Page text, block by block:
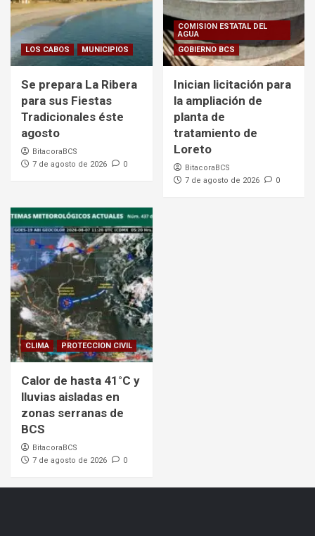
LOS CABOS MUNICIPIOS
Se prepara La Ribera
para sus Fiestas
Tradicionales éste
agosto
BitacoraBCS
7 de agosto de 2026
0
COMISION ESTATAL DEL
AGUA
GOBIERNO BCS
Inician licitación para
la ampliación de
planta de
tratamiento de
Loreto
BitacoraBCS
7 de agosto de 2026
0
CLIMA PROTECCION CIVIL
Calor de hasta 41°C y
lluvias aisladas en
zonas serranas de
BCS
BitacoraBCS
7 de agosto de 2026
0